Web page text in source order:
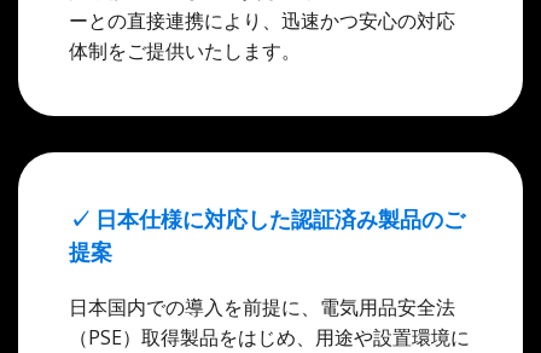
ーとの直接連携により、迅速かつ安心の対応
体制をご提供いたします。
✓ 日本仕様に対応した認証済み製品のご
提案
日本国内での導入を前提に、電気用品安全法
（PSE）取得製品をはじめ、用途や設置環境に